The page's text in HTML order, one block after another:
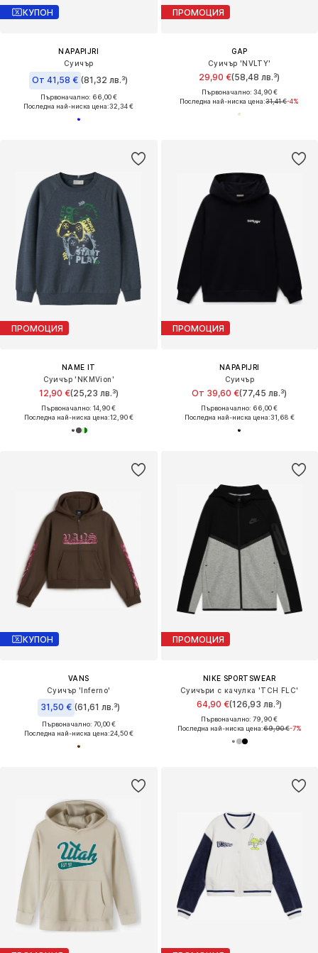
КУПОН
NAPAPIJRI
Суичър
От 41,58 € (81,32 лв.³)
Първоначално: 66,00 €
Последна най-ниска цена:32,34 €
ПРОМОЦИЯ
GAP
Суичър 'NVLTY'
29,90 €(58,48 лв.³)
Първоначално: 34,90 €
Последна най-ниска цена:31,41 €-4%
ПРОМОЦИЯ
NAME IT
Суичър 'NKMVion'
12,90 €(25,23 лв.³)
Първоначално: 14,90 €
Последна най-ниска цена:12,90 €
ПРОМОЦИЯ
NAPAPIJRI
Суичър
От 39,60 €(77,45 лв.³)
Първоначално: 66,00 €
Последна най-ниска цена:31,68 €
КУПОН
VANS
Суичър 'Inferno'
31,50 € (61,61 лв.³)
Първоначално: 70,00 €
Последна най-ниска цена:24,50 €
ПРОМОЦИЯ
NIKE SPORTSWEAR
Суичъри с качулка 'TCH FLC'
64,90 €(126,93 лв.³)
Първоначално: 79,90 €
Последна най-ниска цена:69,90 €-7%